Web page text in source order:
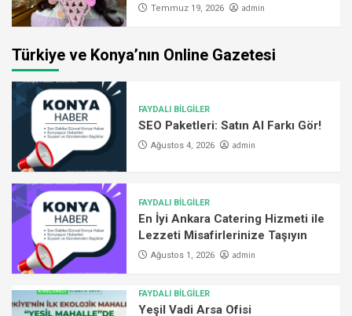
Temmuz 19, 2026 admin
Türkiye ve Konya’nın Online Gazetesi
FAYDALI BİLGİLER
SEO Paketleri: Satın Al Farkı Gör!
Ağustos 4, 2026 admin
FAYDALI BİLGİLER
En İyi Ankara Catering Hizmeti ile
Lezzeti Misafirlerinize Taşıyın
Ağustos 1, 2026 admin
FAYDALI BİLGİLER
Yeşil Vadi Arsa Ofisi